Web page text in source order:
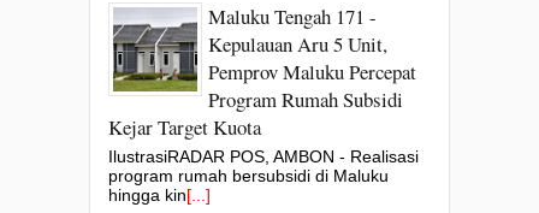
Maluku Tengah 171 -
Kepulauan Aru 5 Unit,
Pemprov Maluku Percepat
Program Rumah Subsidi
Kejar Target Kuota
IlustrasiRADAR POS, AMBON - Realisasi
program rumah bersubsidi di Maluku
hingga kin[...]